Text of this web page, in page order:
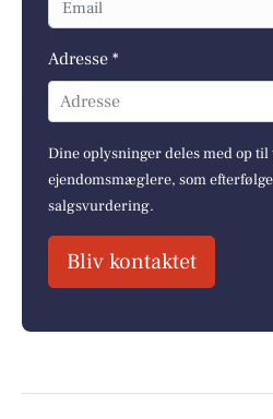
Adresse *
Adresse
Dine oplysninger deles med op til
ejendomsmæglere, som
salgsvurdering.
Bliv kontaktet